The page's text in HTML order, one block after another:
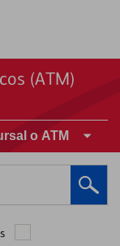
(ATM)
o ATM